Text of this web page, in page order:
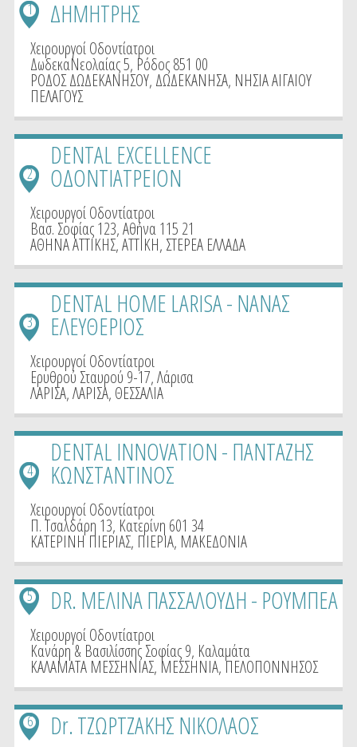
ΔΗΜΗΤΡΗΣ
1
Χειρουργοί Οδοντίατροι
ΔωδεκαΝεολαίας 5, Ρόδος 851 00
ΡΟΔΟΣ ΔΩΔΕΚΑΝΗΣΟΥ, ΔΩΔΕΚΑΝΗΣΑ, ΝΗΣΙΑ ΑΙΓΑΙΟΥ
ΠΕΛΑΓΟΥΣ
DENTAL EXCELLENCE
ΟΔΟΝΤΙΑΤΡΕΙΟΝ
2
Χειρουργοί Οδοντίατροι
Βασ. Σοφίας 123, Αθήνα 115 21
ΑΘΗΝΑ ΑΤΤΙΚΗΣ,ΑΤΤΙΚΗ, ΣΤΕΡΕΑ ΕΛΛΑΔΑ
DENTAL HOME LARISA - ΝΑΝΑΣ
ΕΛΕΥΘΕΡΙΟΣ
3
Χειρουργοί Οδοντίατροι
Ερυθρού Σταυρού 9-17, Λάρισα
ΛΑΡΙΣΑ,ΛΑΡΙΣΑ, ΘΕΣΣΑΛΙΑ
DENTAL INNOVATION - ΠΑΝΤΑΖΗΣ
ΚΩΝΣΤΑΝΤΙΝΟΣ
4
Χειρουργοί Οδοντίατροι
Π. Τσαλδάρη 13, Κατερίνη 601 34
ΚΑΤΕΡΙΝΗ ΠΙΕΡΙΑΣ, ΠΙΕΡΙΑ, ΜΑΚΕΔΟΝΙΑ
DR. ΜΕΛΙΝΑ ΠΑΣΣΑΛΟΥΔΗ - ΡΟΥΜΠΕΑ
5
Χειρουργοί Οδοντίατροι
Κανάρη & Βασιλίσσης Σοφίας 9, Καλαμάτα
ΚΑΛΑΜΑΤΑ ΜΕΣΣΗΝΙΑΣ, ΜΕΣΣΗΝΙΑ, ΠΕΛΟΠΟΝΝΗΣΟΣ
Dr. ΤΖΩΡΤΖΑΚΗΣ ΝΙΚΟΛΑΟΣ
6